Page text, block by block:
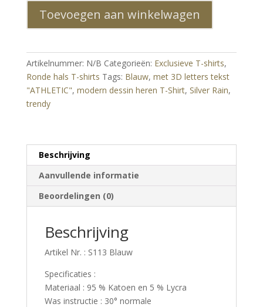
modern
dessin
T-
Shirt
met
3D
letters
Blauw
aantal
Toevoegen aan winkelwagen
Artikelnummer: N/B Categorieën: Exclusieve T-shirts,
Ronde hals T-shirts Tags: Blauw, met 3D letters tekst
"ATHLETIC", modern dessin heren T-Shirt, Silver Rain,
trendy
Beschrijving
Aanvullende informatie
Beoordelingen (0)
Beschrijving
Artikel Nr. : S113 Blauw
Specificaties :
Materiaal : 95 % Katoen en 5 % Lycra
Was instructie : 30° normale